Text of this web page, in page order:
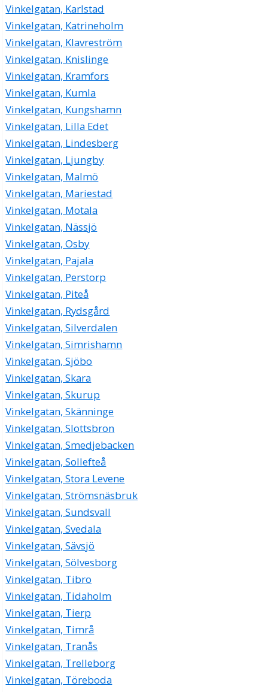
Vinkelgatan, Karlstad
Vinkelgatan, Katrineholm
Vinkelgatan, Klavreström
Vinkelgatan, Knislinge
Vinkelgatan, Kramfors
Vinkelgatan, Kumla
Vinkelgatan, Kungshamn
Vinkelgatan, Lilla Edet
Vinkelgatan, Lindesberg
Vinkelgatan, Ljungby
Vinkelgatan, Malmö
Vinkelgatan, Mariestad
Vinkelgatan, Motala
Vinkelgatan, Nässjö
Vinkelgatan, Osby
Vinkelgatan, Pajala
Vinkelgatan, Perstorp
Vinkelgatan, Piteå
Vinkelgatan, Rydsgård
Vinkelgatan, Silverdalen
Vinkelgatan, Simrishamn
Vinkelgatan, Sjöbo
Vinkelgatan, Skara
Vinkelgatan, Skurup
Vinkelgatan, Skänninge
Vinkelgatan, Slottsbron
Vinkelgatan, Smedjebacken
Vinkelgatan, Sollefteå
Vinkelgatan, Stora Levene
Vinkelgatan, Strömsnäsbruk
Vinkelgatan, Sundsvall
Vinkelgatan, Svedala
Vinkelgatan, Sävsjö
Vinkelgatan, Sölvesborg
Vinkelgatan, Tibro
Vinkelgatan, Tidaholm
Vinkelgatan, Tierp
Vinkelgatan, Timrå
Vinkelgatan, Tranås
Vinkelgatan, Trelleborg
Vinkelgatan, Töreboda